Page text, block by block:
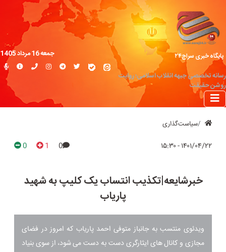
پایگاه خبری سراج۲۴
رسانه تخصصی جبهه انقلاب اسلامی؛ روایت
روشن حقیقت
جمعه 16 مرداد 1405
سیاست‌گذاری
۱۴۰۱/۰۴/۲۲ - ۱۵:۳۰ 0
1
0
خبرشایعه|تکذیب انتساب یک کلیپ به شهید
پاریاب
ویدئوی منتسب به جانباز متوفی احمد پاریاب که امروز در فضای
مجازی و کانال های ایثارگری دست به دست می شود، از سوی بنیاد